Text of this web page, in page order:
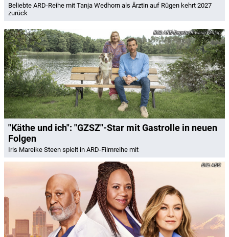
Beliebte ARD-Reihe mit Tanja Wedhorn als Ärztin auf Rügen kehrt 2027
zurück
ARD Degeto/Bavaria Fiction
"Käthe und ich": "GZSZ"-Star mit Gastrolle in neuen
Folgen
Iris Mareike Steen spielt in ARD-Filmreihe mit
ABC